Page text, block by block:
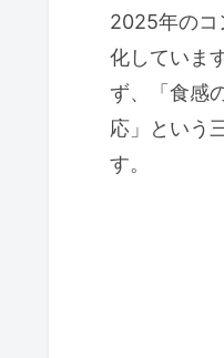
2025年のコ
化していま
ず、「食感
応」という
す。